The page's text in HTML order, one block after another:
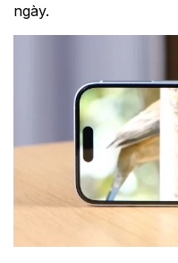
ngày.